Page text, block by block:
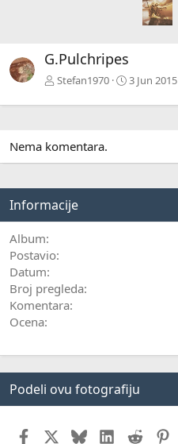
G.Pulchripes
Stefan1970 3 Jun 2015
Nema komentara.
Informacije
Album
Postavio
Datum
Broj pregleda
Komentara
Ocena
Podeli ovu fotografiju
FacebookX (Twitter)
BlueskyLinkedIn
Reddit